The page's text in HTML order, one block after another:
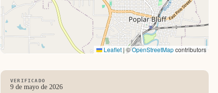
Leaflet | ©OpenStreetMapcontributors
VERIFICADO
9 de mayo de 2026